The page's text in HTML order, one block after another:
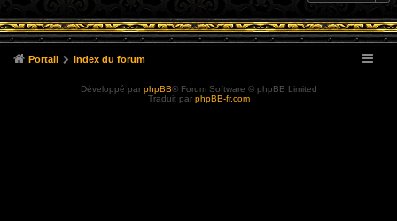
Portail Index du forum
Développé par phpBB® Forum Software © phpBB Limited
Traduit par phpBB-fr.com